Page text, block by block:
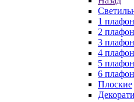
1 плафон
2
3
4
5
6
Плоские